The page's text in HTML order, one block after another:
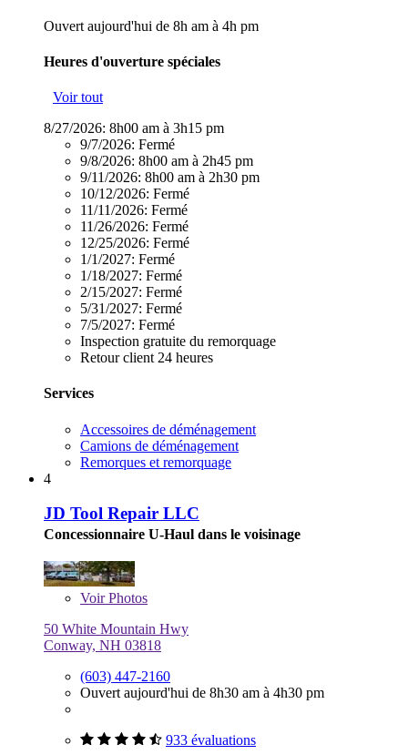
Ouvert aujourd'hui de 8h am à 4h pm
Heures d'ouverture spéciales
Voir tout
8/27/2026: 8h00 am à 3h15 pm
9/7/2026: Fermé
9/8/2026: 8h00 am à 2h45 pm
9/11/2026: 8h00 am à 2h30 pm
10/12/2026: Fermé
11/11/2026: Fermé
11/26/2026: Fermé
12/25/2026: Fermé
1/1/2027: Fermé
1/18/2027: Fermé
2/15/2027: Fermé
5/31/2027: Fermé
7/5/2027: Fermé
Inspection gratuite du remorquage
Retour client 24 heures
Services
Accessoires de déménagement
Camions de déménagement
Remorques et remorquage
4
JD Tool Repair LLC
Concessionnaire U-Haul dans le voisinage
VoirPhotos
50 White Mountain Hwy
Conway, NH 03818
(603) 447-2160
Ouvert aujourd'hui de 8h30 am à 4h30 pm
933 évaluations